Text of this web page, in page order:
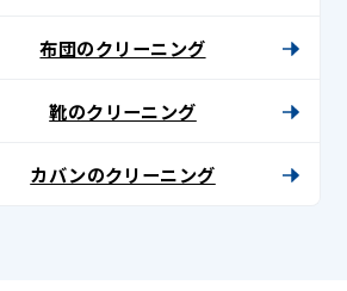
布団のクリーニング
靴のクリーニング
カバンのクリーニング